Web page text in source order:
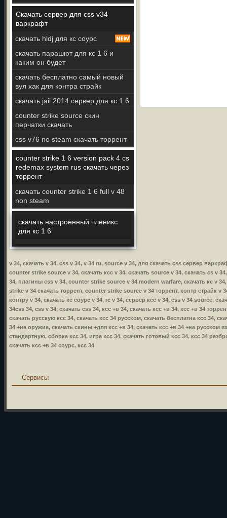
Скачать сервер для css v34
варкрафт
скачать hldj для кс соурс
скачать парашют для кс 1 6 и
каким он будет
скачать бесплатно самый новый
вул хак для контра страйк
скачать jail 2014 сервер для кс 1 6
counter strike source скин
перчатки скачать
css v76 no steam скачать торрент
counter strike 1 6 version pack 4 cs
redemax system rus скачать через
торрент
скачать counter strike 1 6 full v 48
non steam
скачать настроенный членикс
для кс 1 6
v 34, скачать v 34, css v 34, v 34 ru, source v 34, для скачать css сервер
counter strike source v 34, скачать ксс v 34, скачать source v 34, скачать cs v
34, плагины css v 34, counter strike source v 34 modern warfare, скачать кс v
strike v 34 скачать торрент, counter strike source v 34 торрент, контр страйк v
контру v 34, скачать кс соурс v 34, rc v 34, сервер ксс v 34, css v 34 source,
34css 34, css v 34, скачать css 34, ксс +в 34, скачать ксс +в 34, ксс +в 34
скачать русскую ксс 34, скачать ксс 34 русском, скачать бесплатна ксс 34,
34 +на оружие, скачать скины +для ксс +в 34, скачать ксс +в 34 +на русском
стандартную, сборка ксс 34, игра ксс 34, скачать готовый ксс 34, ксс 34
скачать ксс +в 34 соурс, ксс 34
Сервисы